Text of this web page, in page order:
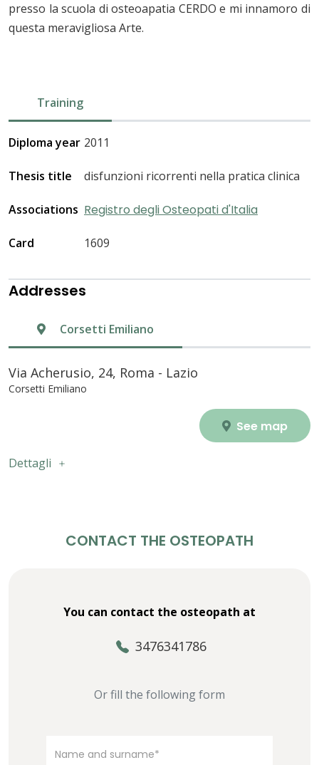
presso la scuola di osteoapatia CERDO e mi innamoro di
questa meravigliosa Arte.
Training
Diploma year 2011
Thesis title disfunzioni ricorrenti nella pratica clinica
Associations Registro degli Osteopati d'Italia
Card 1609
Addresses
Corsetti Emiliano
Via Acherusio, 24, Roma - Lazio
Corsetti Emiliano
See map
Dettagli
CONTACT THE OSTEOPATH
You can contact the osteopath at
3476341786
Or fill the following form